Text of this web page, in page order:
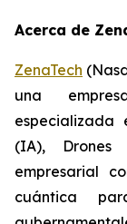
Acerca de
ZenaTech
una
especializada
(IA), Drones
empresarial
cuántica